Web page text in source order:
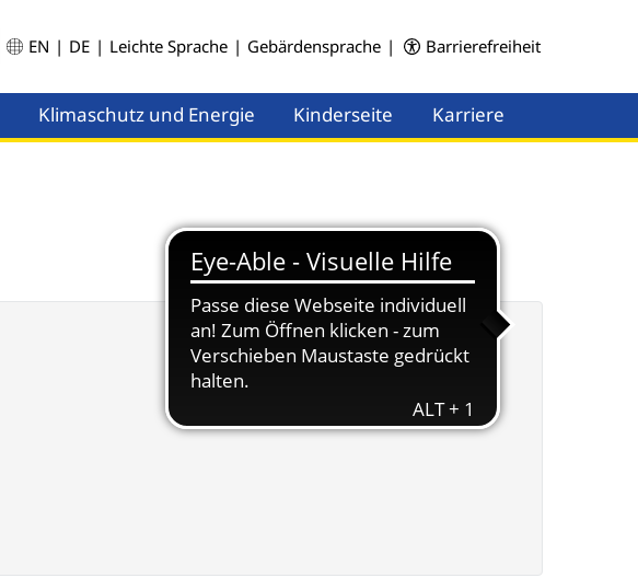
EN | DE | Leichte Sprache | Gebärdensprache | Barrierefreiheit
Klimaschutz und Energie
Kinderseite
Karriere